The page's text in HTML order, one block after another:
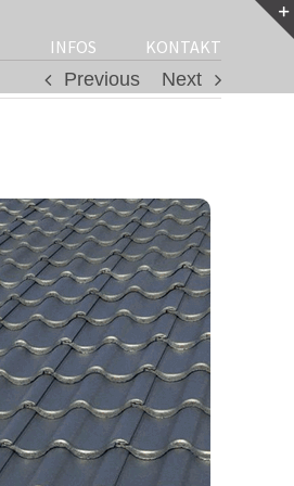
INFOS
KONTAKT
Previous
Next